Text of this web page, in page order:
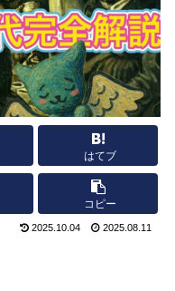
はてブ
コピー
2025.10.04 2025.08.11